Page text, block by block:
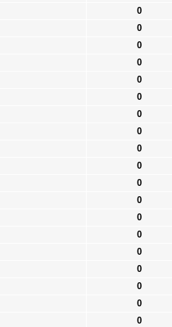
0
0
0
0
0
0
0
0
0
0
0
0
0
0
0
0
0
0
0